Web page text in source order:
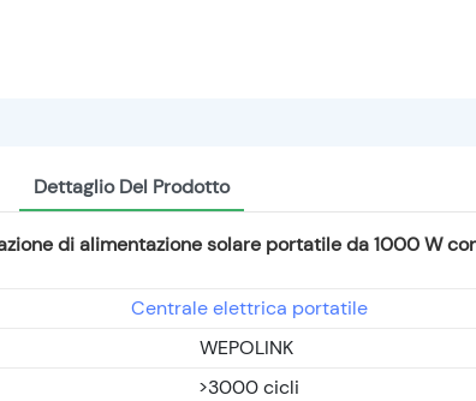
Dettaglio Del Prodotto
di alimentazione solare portatile da 1000 W
Centrale elettrica portatile
WEPOLINK
>3000 cicli